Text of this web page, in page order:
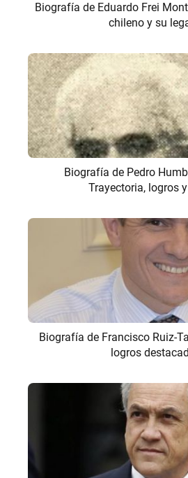
Biografía de Eduardo Frei
chileno y su
Biografía de Pedro
Trayectoria, logros
Biografía de Francisco Ruiz-
logros